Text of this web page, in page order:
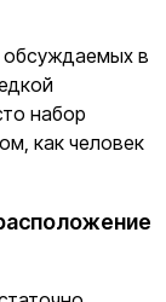
в
набор
как человек